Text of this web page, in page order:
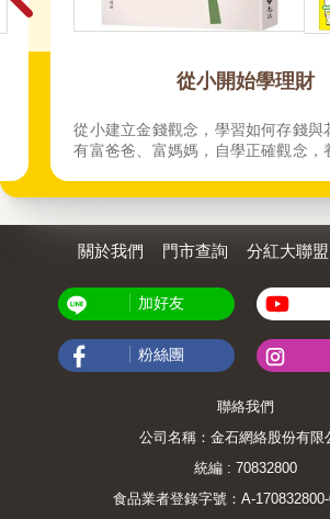
陳重銘寫給不想一輩子窮
一樣領薪水，為什麼有人越滾越富
窮？陳重銘從母親的投資經歷中啟蒙
關於我們 門市查詢 分紅大聯盟
加好友
粉絲團
聯絡我們
公司名稱：金石網絡股份有限
統編 : 70832800
食品業者登錄字號：A-